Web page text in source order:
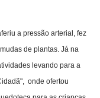
a pressão arterial, fez
de plantas. Já na
levando para a
onde ofertou